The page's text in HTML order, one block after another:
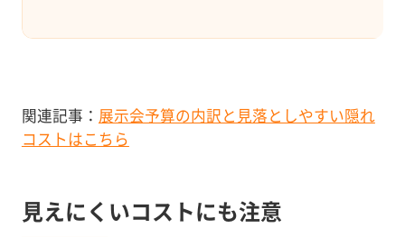
関連記事： 展示会予算の内訳と見落としやすい隠れ
コストはこちら
見えにくいコストにも注意